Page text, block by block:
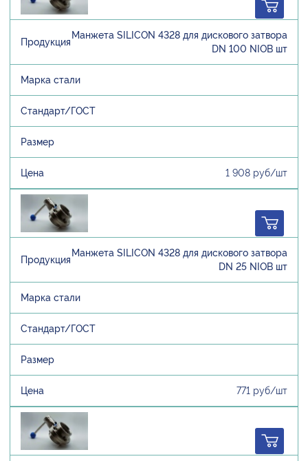
Манжета SILICON 4328 для дискового затвора
DN 100 NIOB шт
1 908 руб/шт
Манжета SILICON 4328 для дискового затвора
DN 25 NIOB шт
771 руб/шт